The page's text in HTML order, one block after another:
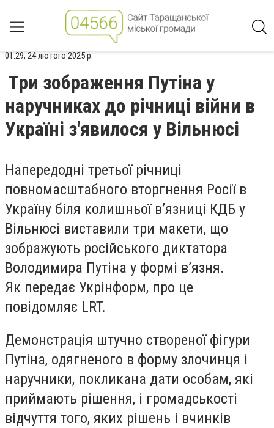
01:29, 24 лютого 2025 р.
Три зображення Путіна у
наручниках до річниці війни в
Україні з'явилося у Вільнюсі
Напередодні третьої річниці
повномасштабного вторгнення Росії в
Україну біля колишньої в’язниці КДБ у
Вільнюсі виставили три макети, що
зображують російського диктатора
Володимира Путіна у формі в’язня.
Як передає Укрінформ, про це
повідомляє LRT.
Демонстрація штучно створеної фігури
Путіна, одягненого в форму злочинця і
наручники, покликана дати особам, які
приймають рішення, і громадськості
відчуття того, яких рішень і вчинків